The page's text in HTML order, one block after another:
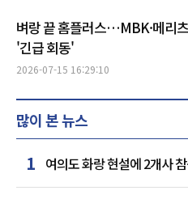
벼랑 끝 홈플러스…MBK·메리
'긴급 회동'
2026-07-15 16:29:10
많이 본 뉴스
1 여의도 화랑 현설에 2개사
거점 확보하나